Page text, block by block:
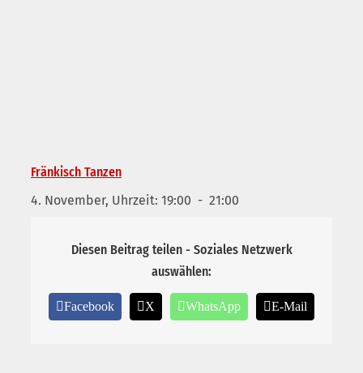
Fränkisch Tanzen
4. November, Uhrzeit: 19:00 - 21:00
Diesen Beitrag teilen - Soziales Netzwerk
auswählen:
Facebook X WhatsApp E-Mail